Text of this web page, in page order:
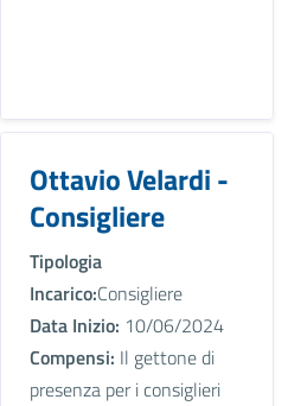
Ottavio Velardi -
Consigliere
Tipologia
Incarico:Consigliere
Data Inizio: 10/06/2024
Compensi: Il gettone di
presenza per i consiglieri